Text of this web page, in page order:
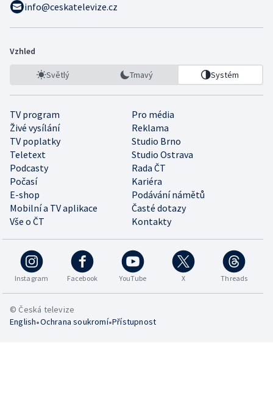
info@ceskatelevize.cz
Vzhled
Světlý Tmavý Systém
TV program
Pro média
Živé vysílání
Reklama
TV poplatky
Studio Brno
Teletext
Studio Ostrava
Podcasty
Rada ČT
Počasí
Kariéra
E-shop
Podávání námětů
Mobilní a TV aplikace
Časté dotazy
Vše o ČT
Kontakty
Instagram Facebook YouTube X Threads
© Česká televize
English•Ochrana soukromí•Přístupnost